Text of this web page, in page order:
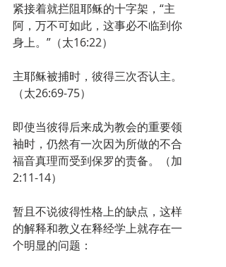
紧接着就拦阻耶稣的十字架，“主
阿，万不可如此，这事必不临到你
身上。”（太16:22）
主耶稣被捕时，彼得三次否认主。
（太26:69-75）
即使当彼得后来成为教会的重要领
袖时，仍然有一次因为所做的不合
福音真理而受到保罗的责备。（加
2:11-14）
暂且不说彼得性格上的缺点，这样
的解释和教义在释经学上就存在一
个明显的问题：